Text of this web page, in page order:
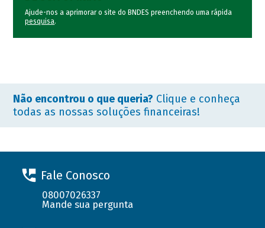
Ajude-nos a aprimorar o site do BNDES preenchendo uma rápida
pesquisa.
Não encontrou o que queria? Clique e conheça
todas as nossas soluções financeiras!
Fale Conosco
08007026337
Mande sua pergunta